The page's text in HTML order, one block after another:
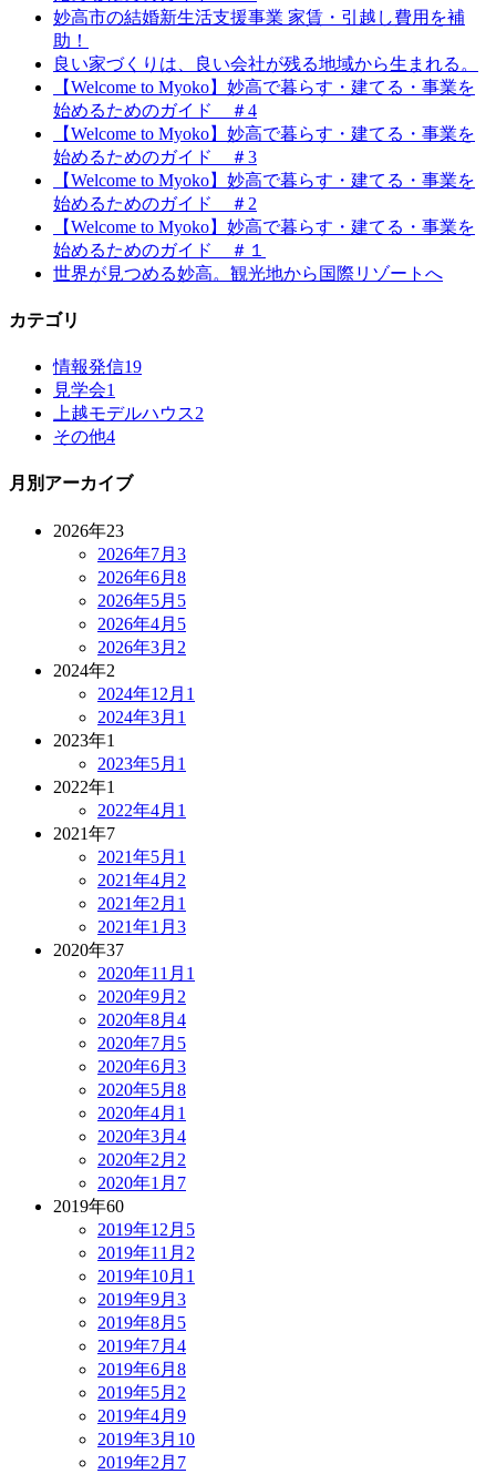
妙高市の結婚新生活支援事業 家賃・引越し費用を補
助！
良い家づくりは、良い会社が残る地域から生まれる。
【Welcome to Myoko】妙高で暮らす・建てる・事業を
始めるためのガイド ＃4
【Welcome to Myoko】妙高で暮らす・建てる・事業を
始めるためのガイド ＃3
【Welcome to Myoko】妙高で暮らす・建てる・事業を
始めるためのガイド ＃2
【Welcome to Myoko】妙高で暮らす・建てる・事業を
始めるためのガイド ＃１
世界が見つめる妙高。観光地から国際リゾートへ
カテゴリ
情報発信19
見学会1
上越モデルハウス2
その他4
月別アーカイブ
2026年23
2026年7月 3
2026年6月 8
2026年5月 5
2026年4月 5
2026年3月 2
2024年2
2024年12月 1
2024年3月 1
2023年1
2023年5月 1
2022年1
2022年4月 1
2021年7
2021年5月 1
2021年4月 2
2021年2月 1
2021年1月 3
2020年37
2020年11月 1
2020年9月 2
2020年8月 4
2020年7月 5
2020年6月 3
2020年5月 8
2020年4月 1
2020年3月 4
2020年2月 2
2020年1月 7
2019年60
2019年12月 5
2019年11月 2
2019年10月 1
2019年9月 3
2019年8月 5
2019年7月 4
2019年6月 8
2019年5月 2
2019年4月 9
2019年3月 10
2019年2月 7